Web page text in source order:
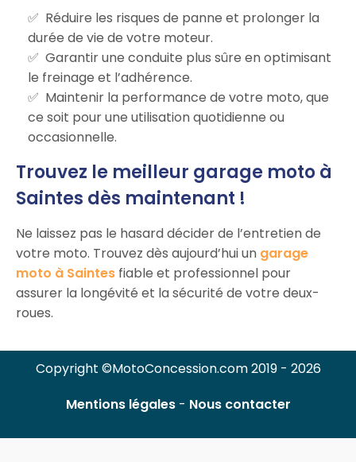
Réduire les risques de panne et prolonger la
durée de vie de votre moteur.
Garantir une conduite plus sûre en optimisant
le freinage et l’adhérence.
Maintenir la performance de votre moto, que
ce soit pour une utilisation quotidienne ou
occasionnelle.
Trouvez le meilleur garage moto à
Saintes dès maintenant !
Ne laissez pas le hasard décider de l’entretien de
votre moto. Trouvez dès aujourd’hui un garage
moto à Saintes fiable et professionnel pour
assurer la longévité et la sécurité de votre deux-
roues.
Copyright ©MotoConcession.com 2019 - 2026
Mentions légales- Nous contacter